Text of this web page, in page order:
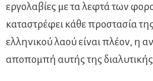
εργολαβίες με τα λεφτά των
καταστρέφει κάθε προστασία
ελληνικού λαού είναι πλέον, η
αποπομπή αυτής της